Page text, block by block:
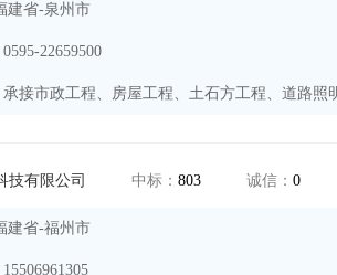
建省-泉州市
22659500
技有限公司 中标： 803 诚信： 0
建省-福州市